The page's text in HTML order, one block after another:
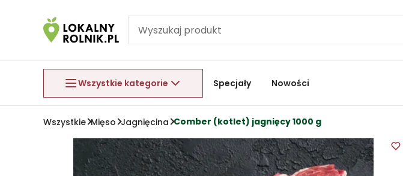
Wszystkie kategorie
Aby wyjść z menu, naciśnij przycisk Esc.
Specjały
Nowości
Wszystkie Mięso Jagnięcina Comber (kotlet) jagnięcy 1000 g